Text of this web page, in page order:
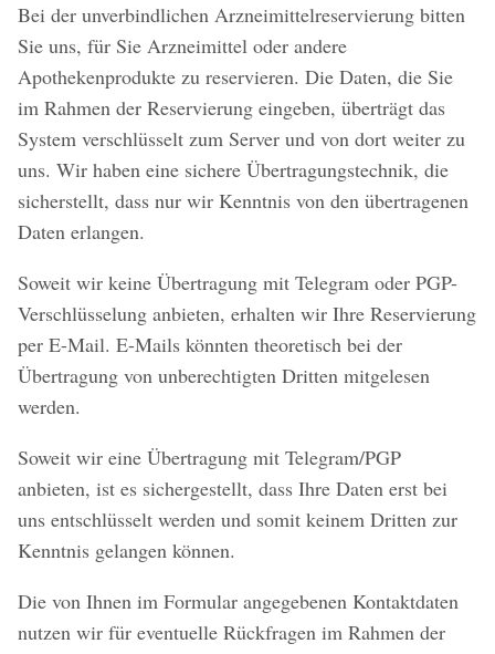
Bei der unverbindlichen Arzneimittelreservierung bitten
Sie uns, für Sie Arzneimittel oder andere
Apothekenprodukte zu reservieren. Die Daten, die Sie
im Rahmen der Reservierung eingeben, überträgt das
System verschlüsselt zum Server und von dort weiter zu
uns. Wir haben eine sichere Übertragungstechnik, die
sicherstellt, dass nur wir Kenntnis von den übertragenen
Daten erlangen.
Soweit wir keine Übertragung mit Telegram oder PGP-
Verschlüsselung anbieten, erhalten wir Ihre Reservierung
per E-Mail. E-Mails könnten theoretisch bei der
Übertragung von unberechtigten Dritten mitgelesen
werden.
Soweit wir eine Übertragung mit Telegram/PGP
anbieten, ist es sichergestellt, dass Ihre Daten erst bei
uns entschlüsselt werden und somit keinem Dritten zur
Kenntnis gelangen können.
Die von Ihnen im Formular angegebenen Kontaktdaten
nutzen wir für eventuelle Rückfragen im Rahmen der